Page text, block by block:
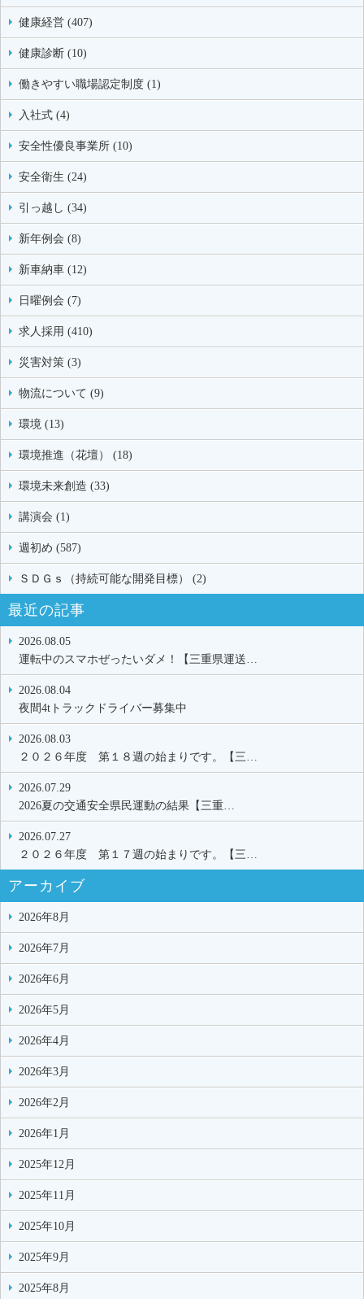
健康経営 (407)
健康診断 (10)
働きやすい職場認定制度 (1)
入社式 (4)
安全性優良事業所 (10)
安全衛生 (24)
引っ越し (34)
新年例会 (8)
新車納車 (12)
日曜例会 (7)
求人採用 (410)
災害対策 (3)
物流について (9)
環境 (13)
環境推進（花壇） (18)
環境未来創造 (33)
講演会 (1)
週初め (587)
ＳＤＧｓ（持続可能な開発目標） (2)
最近の記事
2026.08.05
運転中のスマホぜったいダメ！【三重県運送…
2026.08.04
夜間4tトラックドライバー募集中
2026.08.03
２０２６年度 第１８週の始まりです。【三…
2026.07.29
2026夏の交通安全県民運動の結果【三重…
2026.07.27
２０２６年度 第１７週の始まりです。【三…
アーカイブ
2026年8月
2026年7月
2026年6月
2026年5月
2026年4月
2026年3月
2026年2月
2026年1月
2025年12月
2025年11月
2025年10月
2025年9月
2025年8月